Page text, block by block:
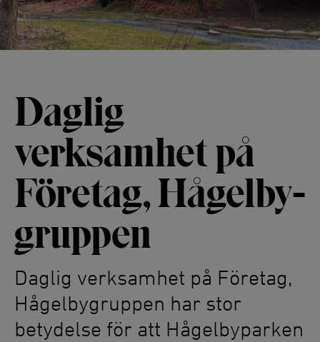
Daglig
verksamhet på
Företag, Hågelby­
gruppen
Daglig verksamhet på Företag,
Hågelbygruppen har stor
betydelse för att Hågelbyparken